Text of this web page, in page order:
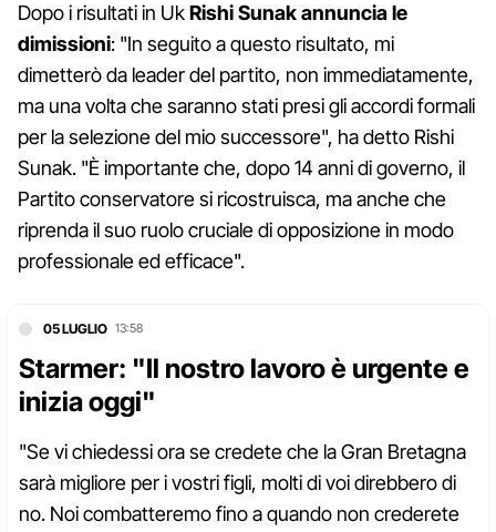
Dopo i risultati in UkRishi Sunak annuncia le
dimissioni: "In seguito a questo risultato, mi
dimetterò da leader del partito, non immediatamente,
ma una volta che saranno stati presi gli accordi formali
per la selezione del mio successore", ha detto Rishi
Sunak. "È importante che, dopo 14 anni di governo, il
Partito conservatore si ricostruisca, ma anche che
riprenda il suo ruolo cruciale di opposizione in modo
professionale ed efficace".
05 LUGLIO 13:58
Starmer: "Il nostro lavoro è urgente e
inizia oggi"
"Se vi chiedessi ora se credete che la Gran Bretagna
sarà migliore per i vostri figli, molti di voi direbbero di
no. Noi combatteremo fino a quando non crederete